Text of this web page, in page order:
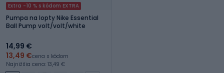
Extra -10 % s kódom EXTRA
Pumpa na lopty Nike Essential
Ball Pump volt/volt/white
14,99 €
13,49 €cena s kódom
Najnižšia cena: 13,49 €